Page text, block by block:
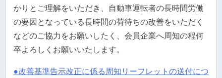
かりとご理解をいただき、自動車運転者の長時間労働
の要因となっている長時間の荷待ちの改善をいただく
などのご協力をお願いしたく、会員企業へ周知の程何
卒よろしくお願いいたします。
●改善基準告示改正に係る周知リーフレットの送付につ